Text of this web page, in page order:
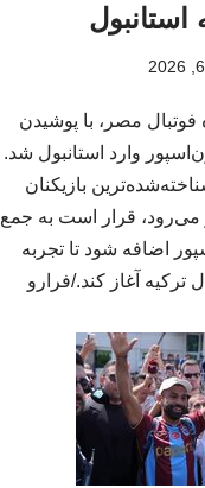
استانبول
مصر، با پوشیدن
وارد استانبول شد.
بازیکنان
می‌رود، قرار است به جمع
اضافه شود تا تجربه
ترکیه آغاز کند./فرارو